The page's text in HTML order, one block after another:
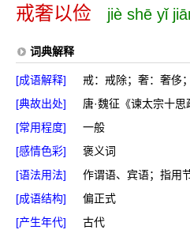
戒奢以俭 jiè shē yǐ
词典解释
[成语解释]
戒：戒除；奢：奢侈
[典故出处]
唐·魏征《谏太宗十思
[常用程度]
一般
[感情色彩]
褒义词
[语法用法]
作谓语、宾语；指用
[成语结构]
偏正式
[产生年代]
古代